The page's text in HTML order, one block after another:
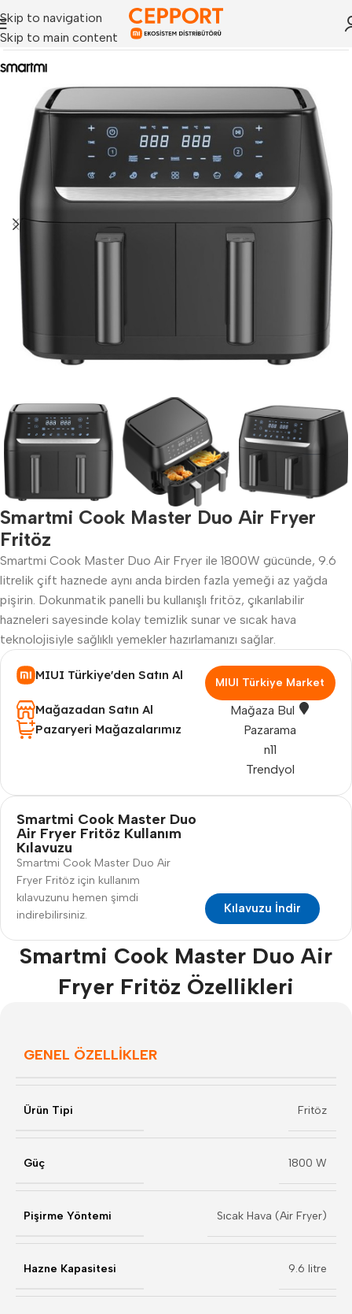
Skip to navigation
Skip to main content
Smartmi Cook Master Duo Air Fryer
Fritöz
Smartmi Cook Master Duo Air Fryer ile 1800W gücünde, 9.6
litrelik çift haznede aynı anda birden fazla yemeği az yağda
pişirin. Dokunmatik panelli bu kullanışlı fritöz, çıkarılabilir
hazneleri sayesinde kolay temizlik sunar ve sıcak hava
teknolojisiyle sağlıklı yemekler hazırlamanızı sağlar.
MIUI Türkiye'den Satın Al
MIUI Türkiye Market
Mağazadan Satın Al
Mağaza Bul
Pazaryeri Mağazalarımız
Trendyol
n11
Pazarama
Smartmi Cook Master Duo
Air Fryer Fritöz Kullanım
Kılavuzu
Smartmi Cook Master Duo Air
Fryer Fritöz için kullanım
kılavuzunu hemen şimdi
indirebilirsiniz.
Kılavuzu İndir
Smartmi Cook Master Duo Air
Fryer Fritöz Özellikleri
GENEL ÖZELLİKLER
Ürün Tipi Fritöz
Güç 1800 W
Pişirme Yöntemi Sıcak Hava (Air Fryer)
Hazne Kapasitesi 9.6 litre